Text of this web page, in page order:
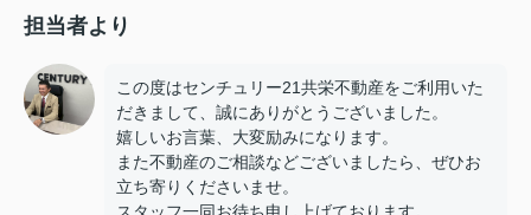
担当者より
この度はセンチュリー21共栄不動産をご利用いた
だきまして、誠にありがとうございました。
嬉しいお言葉、大変励みになります。
また不動産のご相談などございましたら、ぜひお
立ち寄りくださいませ。